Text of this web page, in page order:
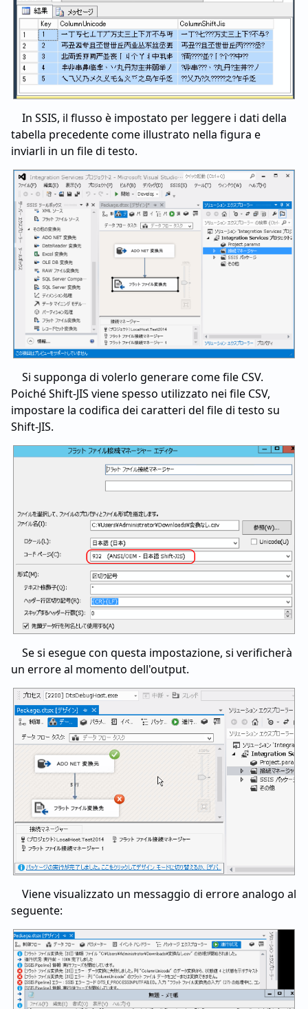
In SSIS, il flusso è impostato per leggere i dati della
tabella precedente come illustrato nella figura e
inviarli in un file di testo.
Si supponga di volerlo generare come file CSV.
Poiché Shift-JIS viene spesso utilizzato nei file CSV,
impostare la codifica dei caratteri del file di testo su
Shift-JIS.
Se si esegue con questa impostazione, si verificherà
un errore al momento dell'output.
Viene visualizzato un messaggio di errore analogo al
seguente: